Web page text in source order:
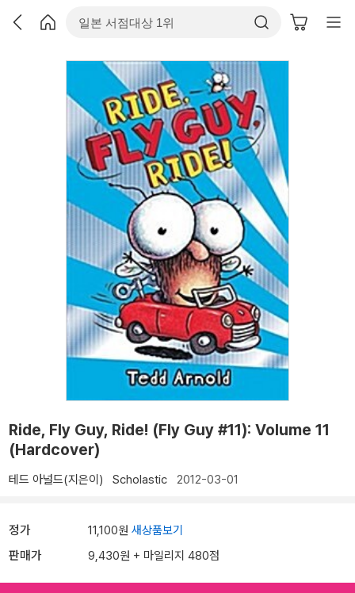
Ride, Fly Guy, Ride! (Fly Guy #11): Volume 11
(Hardcover)
테드 아널드(지은이) Scholastic 2012-03-01
정가 11,100원 새상품보기
판매가 9,430원 + 마일리지 480점